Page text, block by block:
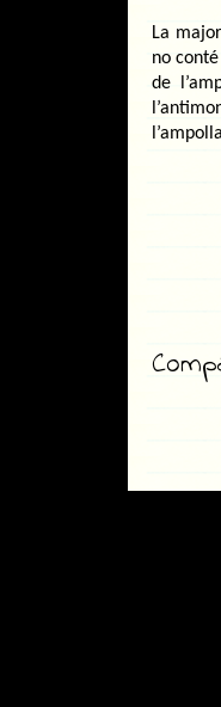
La
no
de